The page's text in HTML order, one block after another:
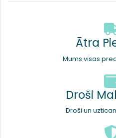
Ātra
Mums visas
Droši
Droši un